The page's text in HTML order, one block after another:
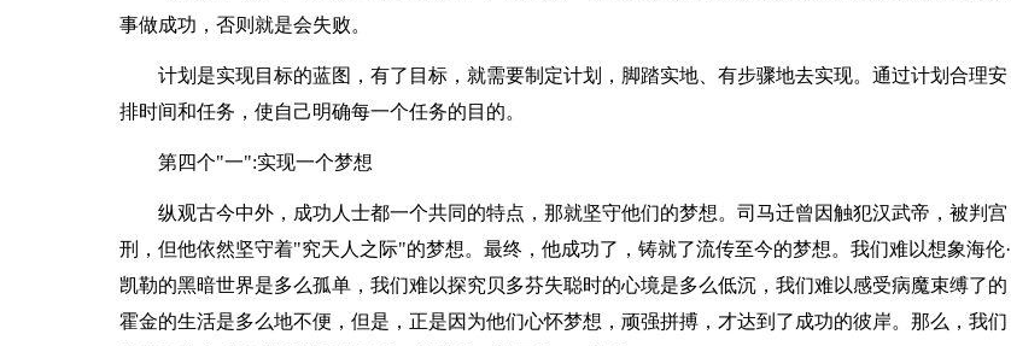
事做成功，否则就是会失败。
计划是实现目标的蓝图，有了目标，就需要制定计划，脚踏实地、有步骤地去实现。通过计划合理安
排时间和任务，使自己明确每一个任务的目的。
第四个"一":实现一个梦想
纵观古今中外，成功人士都一个共同的特点，那就坚守他们的梦想。司马迁曾因触犯汉武帝，被判宫
刑，但他依然坚守着"究天人之际"的梦想。最终，他成功了，铸就了流传至今的梦想。我们难以想象海伦·
凯勒的黑暗世界是多么孤单，我们难以探究贝多芬失聪时的心境是多么低沉，我们难以感受病魔束缚了的
霍金的生活是多么地不便，但是，正是因为他们心怀梦想，顽强拼搏，才达到了成功的彼岸。那么，我们